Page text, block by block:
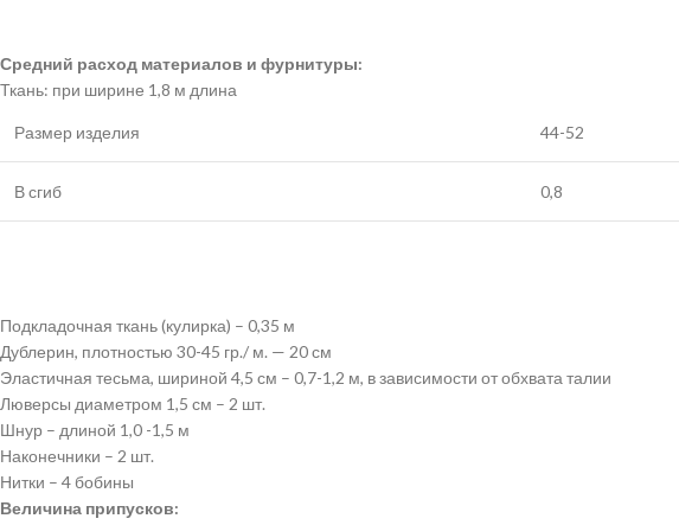
Средний расход материалов и фурнитуры:
Ткань: при ширине 1,8 м длина
Размер изделия 44-52
В сгиб 0,8
Подкладочная ткань (кулирка) – 0,35 м
Дублерин, плотностью 30-45 гр./ м. — 20 см
Эластичная тесьма, шириной 4,5 см – 0,7-1,2 м, в зависимости от обхвата талии
Люверсы диаметром 1,5 см – 2 шт.
Шнур – длиной 1,0 -1,5 м
Наконечники – 2 шт.
Нитки – 4 бобины
Величина припусков: